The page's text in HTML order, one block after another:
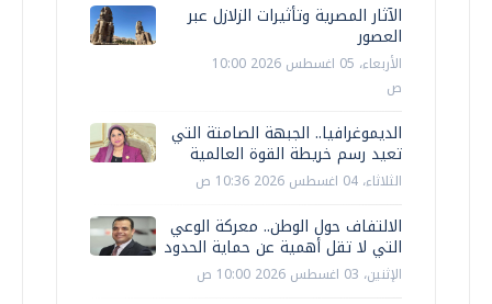
الآثار المصرية وتأثيرات الزلازل عبر
العصور
الأربعاء، 05 اغسطس 2026 10:00
ص
الديموغرافيا.. الجبهة الصامتة التي
تعيد رسم خريطة القوة العالمية
الثلاثاء، 04 اغسطس 2026 10:36 ص
الالتفاف حول الوطن.. معركة الوعي
التي لا تقل أهمية عن حماية الحدود
الإثنين، 03 اغسطس 2026 10:00 ص